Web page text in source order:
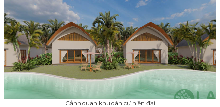
Cảnh quan khu dân cư hiện đại